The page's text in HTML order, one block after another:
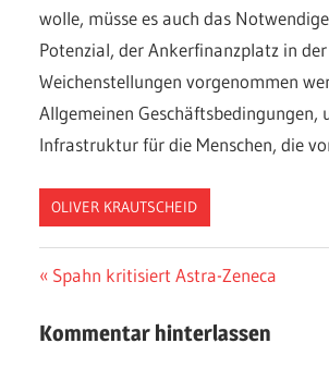
wolle, müsse es auch das
Potenzial, der Ankerfinanzplatz in
Weichenstellungen vorgenommen
Allgemeinen
Infrastruktur für die Menschen, die
OLIVER KRAUTSCHEID
Beitragsnavigation
Vorheriger
Spahn kritisiert Astra-Zeneca
Kommentar hinterlassen